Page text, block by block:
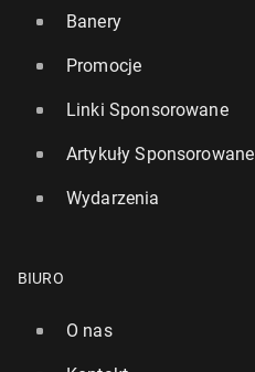
Banery
Promocje
Linki Sponsorowane
Artykuły Sponsorowane
Wydarzenia
BIURO
O nas